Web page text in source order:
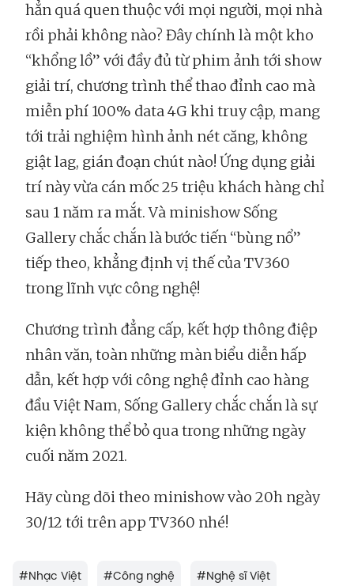
hẳn quá quen thuộc với mọi người, mọi nhà
rồi phải không nào? Đây chính là một kho
“khổng lồ” với đầy đủ từ phim ảnh tới show
giải trí, chương trình thể thao đỉnh cao mà
miễn phí 100% data 4G khi truy cập, mang
tới trải nghiệm hình ảnh nét căng, không
giật lag, gián đoạn chút nào! Ứng dụng giải
trí này vừa cán mốc 25 triệu khách hàng chỉ
sau 1 năm ra mắt. Và minishow Sống
Gallery chắc chắn là bước tiến “bùng nổ”
tiếp theo, khẳng định vị thế của TV360
trong lĩnh vực công nghệ!
Chương trình đẳng cấp, kết hợp thông điệp
nhân văn, toàn những màn biểu diễn hấp
dẫn, kết hợp với công nghệ đỉnh cao hàng
đầu Việt Nam, Sống Gallery chắc chắn là sự
kiện không thể bỏ qua trong những ngày
cuối năm 2021.
Hãy cùng dõi theo minishow vào 20h ngày
30/12 tới trên app TV360 nhé!
#Nhạc Việt #Công nghệ #Nghệ sĩ Việt